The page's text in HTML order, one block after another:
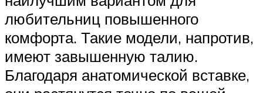
любительниц повышенного
комфорта. Такие модели, напротив,
имеют завышенную талию.
Благодаря анатомической вставке,